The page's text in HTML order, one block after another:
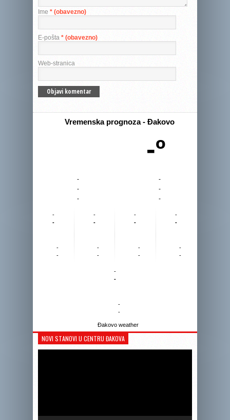
Ime * (obavezno)
E-pošta * (obavezno)
Web-stranica
Vremenska prognoza - Đakovo
-º
-
-
-
-
-
-
-
-
-
-
-
-
-
-
-
-
-
-
-
-
-
-
-
-
-
-
Đakovo weather
NOVI STANOVI U CENTRU ĐAKOVA